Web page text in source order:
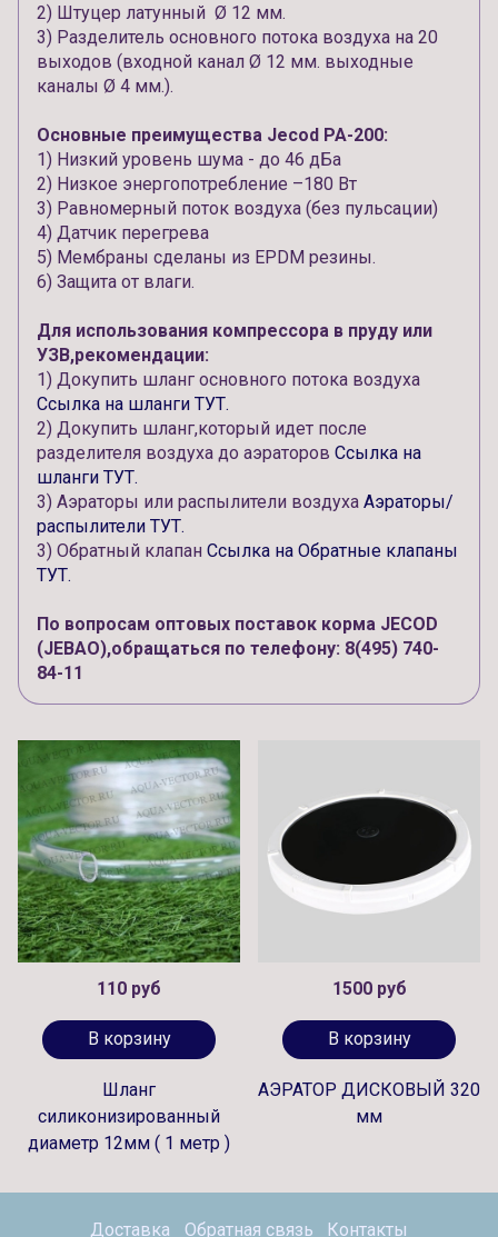
2) Штуцер латунный Ø 12 мм.
3) Разделитель основного потока воздуха на 20
выходов (входной канал Ø 12 мм. выходные
каналы Ø 4 мм.).
Основные преимущества Jecod PA-200:
1) Низкий уровень шума - до 46 дБа
2) Низкое энергопотребление –180 Вт
3) Равномерный поток воздуха (без пульсации)
4) Датчик перегрева
5) Мембраны сделаны из EPDM резины.
6) Защита от влаги.
Для использования компрессора в пруду или
УЗВ,рекомендации:
1) Докупить шланг основного потока воздуха
Ссылка на шланги ТУТ.
2) Докупить шланг,который идет после
разделителя воздуха до аэраторов Ссылка на
шланги ТУТ.
3) Аэраторы или распылители воздуха Аэраторы/
распылители ТУТ.
3) Обратный клапан Ссылка на Обратные клапаны
ТУТ.
По вопросам оптовых поставок корма JECOD
(JEBAO),обращаться по телефону: 8(495) 740-
84-11
110 руб
В корзину
Шланг
силиконизированный
диаметр 12мм ( 1 метр )
1500 руб
В корзину
АЭРАТОР ДИСКОВЫЙ 320
мм
Доставка Обратная связь Контакты